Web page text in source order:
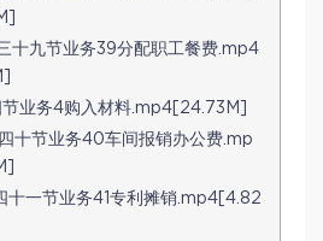
十九节业务39分配职工餐费.mp4
业务4购入材料.mp4[24.73M]
十节业务40车间报销办公费.mp
十一节业务41专利摊销.mp4[4.82